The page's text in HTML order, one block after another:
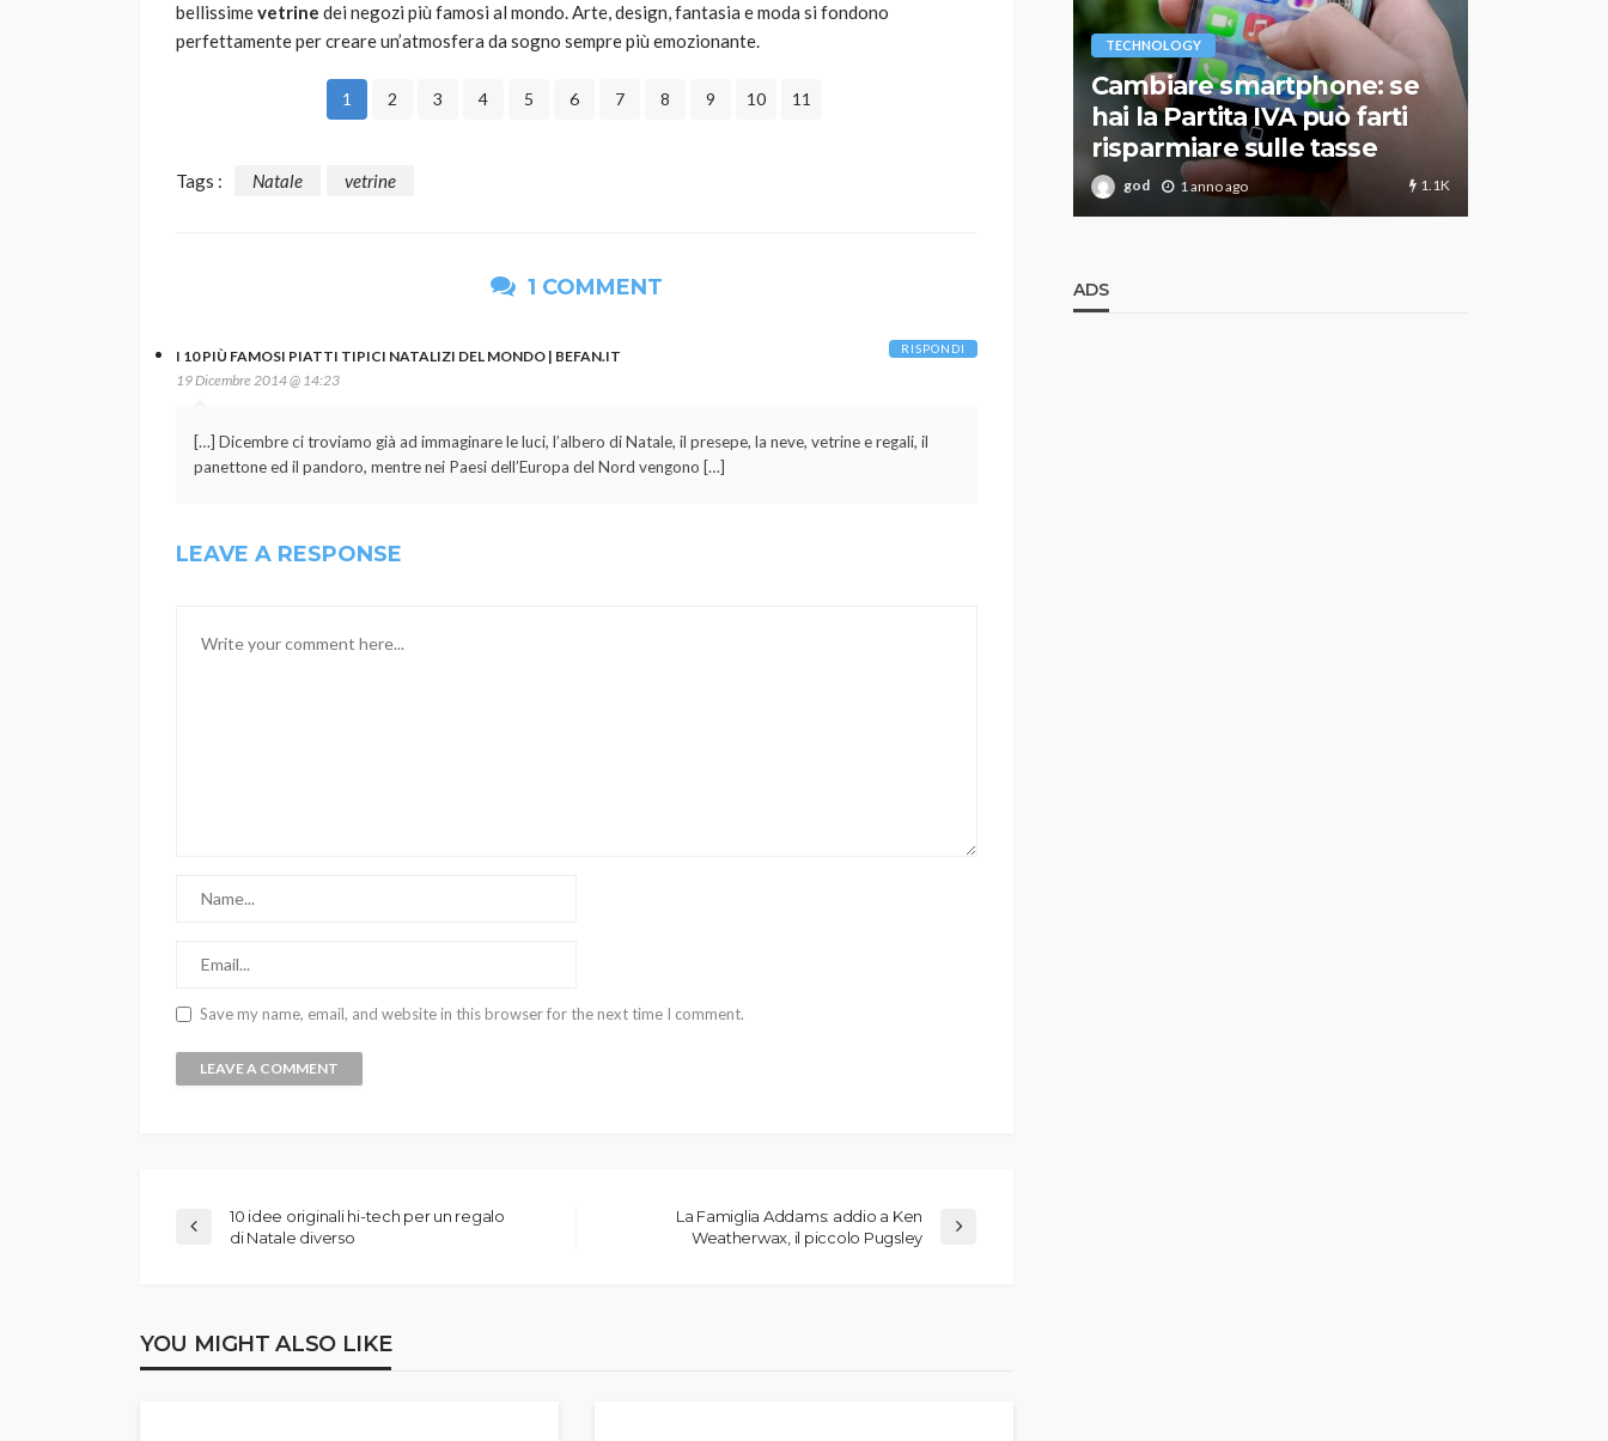
bellissimevetrine dei negozi più famosi al mondo. Arte, design, fantasia e moda si fondono
perfettamente per creare un’atmosfera da sogno sempre più emozionante.
1 2 3 4 5 6 7 8 9 10 11
Tags : Natale vetrine
1 COMMENT
I 10 PIÙ FAMOSI PIATTI TIPICI NATALIZI DEL MONDO | BEFAN.IT
19 Dicembre 2014 @ 14:23
[…] Dicembre ci troviamo già ad immaginare le luci, l’albero di Natale, il presepe, la neve, vetrine e regali, il
panettone ed il pandoro, mentre nei Paesi dell’Europa del Nord vengono […]
RISPONDI
LEAVE A RESPONSE
Save my name, email, and website in this browser for the next time I comment.
10 idee originali hi-tech per un regalo
di Natale diverso
La Famiglia Addams: addio a Ken
Weatherwax, il piccolo Pugsley
YOU MIGHT ALSO LIKE
Robot tagliaerba: quale
god 1 anno ago
MG alle Final 8 di Coppa
Davis: tennis mondiale e
TECHNOLOGY
Cambiare smartphone: se
hai la Partita IVA può farti
risparmiare sulle tasse
god 1 anno ago 1.1K
ADS